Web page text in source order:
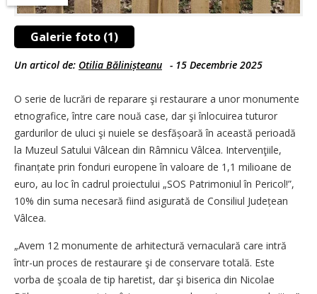
Galerie foto (1)
Un articol de: Otilia Bălinișteanu - 15 Decembrie 2025
O serie de lucrări de reparare şi restaurare a unor monumente
etnografice, între care nouă case, dar şi înlocuirea tuturor
gardurilor de uluci şi nuiele se desfășoară în această perioadă
la Muzeul Satului Vâlcean din Râmnicu Vâlcea. Intervenţiile,
finanțate prin fonduri europene în valoare de 1,1 milioane de
euro, au loc în cadrul proiectului „SOS Patrimoniul în Pericol!”,
10% din suma necesară fiind asigurată de Consiliul Județean
Vâlcea.
„Avem 12 monumente de arhitectură vernaculară care intră
într-un proces de restaurare şi de conservare totală. Este
vorba de şcoala de tip haretist, dar şi biserica din Nicolae